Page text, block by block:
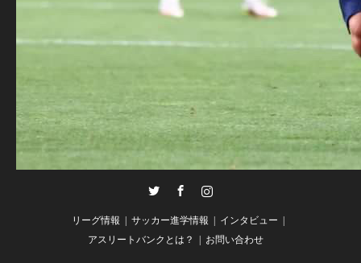
リーグ情報 サッカー進学情報
インタビュー
アスリートバンクとは？
お問い合わせ